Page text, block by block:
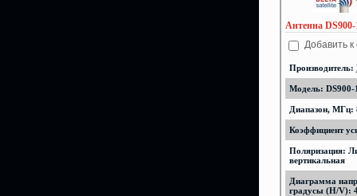
Антенна DS900-
Добавить
Производитель:
Модель: DS900-
Диапазон, МГц:
Коэффициент
Поляризация:
вертикальная
Диаграмма
градусы (H/V):